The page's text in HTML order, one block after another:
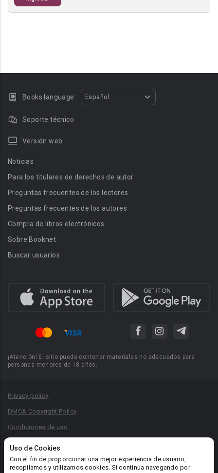
Uso de Cookies
Con el fin de proporcionar una mejor experiencia de usuario,
recopilamos y utilizamos cookies. Si continúa navegando por
Books language: Español
Soporte técnico
Versión web
Noticias
Para los titulares de derechos de autor
Preguntas frecuentes de los lectores
Preguntas frecuentes de los autores
Compra de libros electrónicos
Sobre Booknet
Buscar usuarios
¡Atención! El sitio puede contener materiales no adecuados para
personas menores de 18 años.
Privacy policy
DMCA Copyright Policy
Condiciones de uso
Reglas para la publicación de libros